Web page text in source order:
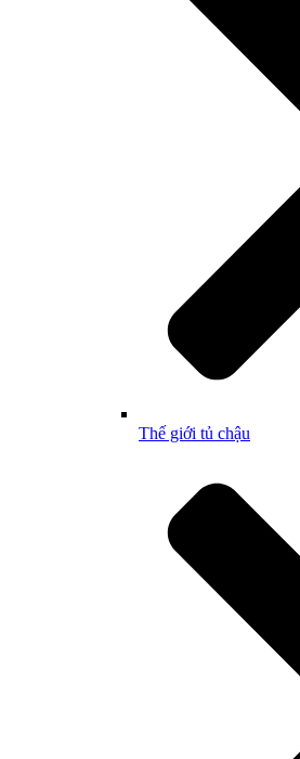
Thế giới tủ chậu